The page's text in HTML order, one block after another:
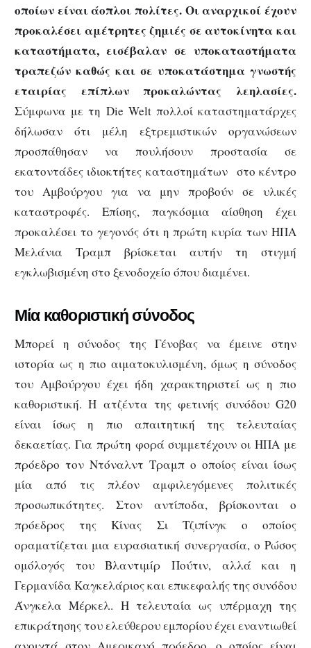
οποίων είναι άοπλοι πολίτες. Οι αναρχικοί έχουν
προκαλέσει αμέτρητες ζημιές σε αυτοκίνητα και
καταστήματα, εισέβαλαν σε υποκαταστήματα
τραπεζών καθώς και σε υποκατάστημα γνωστής
εταιρίας επίπλων προκαλώντας λεηλασίες.
Σύμφωνα με τη Die Welt πολλοί καταστηματάρχες
δήλωσαν ότι μέλη εξτρεμιστικών οργανώσεων
προσπάθησαν να πουλήσουν προστασία σε
εκατοντάδες ιδιοκτήτες καταστημάτων στο κέντρο
του Αμβούργου για να μην προβούν σε υλικές
καταστροφές. Επίσης, παγκόσμια αίσθηση έχει
προκαλέσει το γεγονός ότι η πρώτη κυρία των ΗΠΑ
Μελάνια Τραμπ βρίσκεται αυτήν τη στιγμή
εγκλωβισμένη στο ξενοδοχείο όπου διαμένει.
Μία καθοριστική σύνοδος
Μπορεί η σύνοδος της Γένοβας να έμεινε στην
ιστορία ως η πιο αιματοκυλισμένη, όμως η σύνοδος
του Αμβούργου έχει ήδη χαρακτηριστεί ως η πιο
καθοριστική. Η ατζέντα της φετινής συνόδου G20
είναι ίσως η πιο απαιτητική της τελευταίας
δεκαετίας. Για πρώτη φορά συμμετέχουν οι ΗΠΑ με
πρόεδρο τον Ντόναλντ Τραμπ ο οποίος είναι ίσως
μία από τις πλέον αμφιλεγόμενες πολιτικές
προσωπικότητες. Στον αντίποδα, βρίσκονται ο
πρόεδρος της Κίνας Σι Τζιπίνγκ ο οποίος
οραματίζεται μια ευρασιατική συνεργασία, ο Ρώσος
ομόλογός του Βλαντιμίρ Πούτιν, αλλά και η
Γερμανίδα Καγκελάριος και επικεφαλής της συνόδου
Άνγκελα Μέρκελ. Η τελευταία ως υπέρμαχη της
επικράτησης του ελεύθερου εμπορίου έχει εναντιωθεί